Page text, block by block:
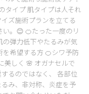
タイプ 肌タイプは人それ
ズ施術プランを立てる
。😊 🍊たった一度のリ
弾力低下やたるみが気
希望する方 🍊シワ予防
美しく 🌸 オガナセルで
るのではなく、 各部位
み、非対称、炎症を予